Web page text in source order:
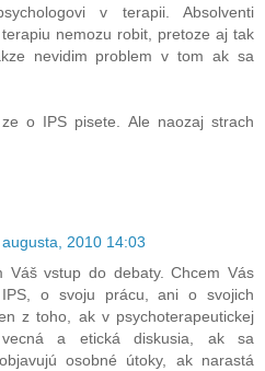
v terapii. Absolventi
nemozu robit, pretoze aj tak
nevidim problem v tom ak sa
o IPS pisete. Ale naozaj strach
augusta, 2010 14:03
Váš vstup do debaty. Chcem Vás
o svoju prácu, ani o svojich
z toho, ak v psychoterapeutickej
a etická diskusia, ak sa
osobné útoky, ak narastá